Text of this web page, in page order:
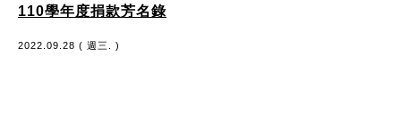
110學年度捐款芳名錄
2022.09.28 ( 週三. )